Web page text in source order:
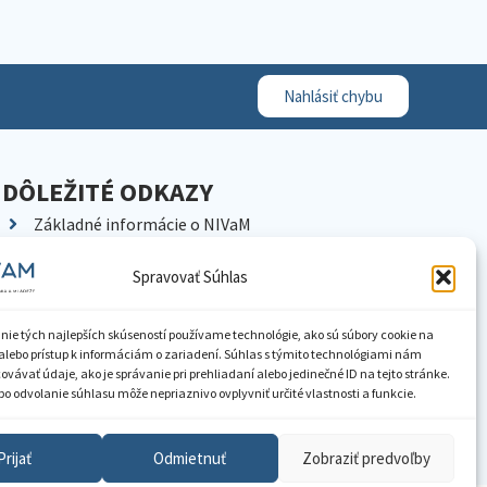
Spravovať Súhlas
tých najlepších skúseností používame technológie, ako sú súbory cookie na
prístup k informáciám o zariadení. Súhlas s týmito technológiami nám
údaje, ako je správanie pri prehliadaní alebo jedinečné ID na tejto stránke.
odvolanie súhlasu môže nepriaznivo ovplyvniť určité vlastnosti a funkcie.
Odmietnuť Zobraziť predvoľby
Nahlásiť chybu
DÔLEŽITÉ ODKAZY
Základné informácie o NIVaM
Kariéra
Pracoviská NIVaM
Dokumenty inštitúcie